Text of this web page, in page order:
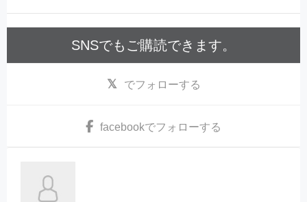
SNSでもご購読できます。
でフォローする
facebookでフォローする